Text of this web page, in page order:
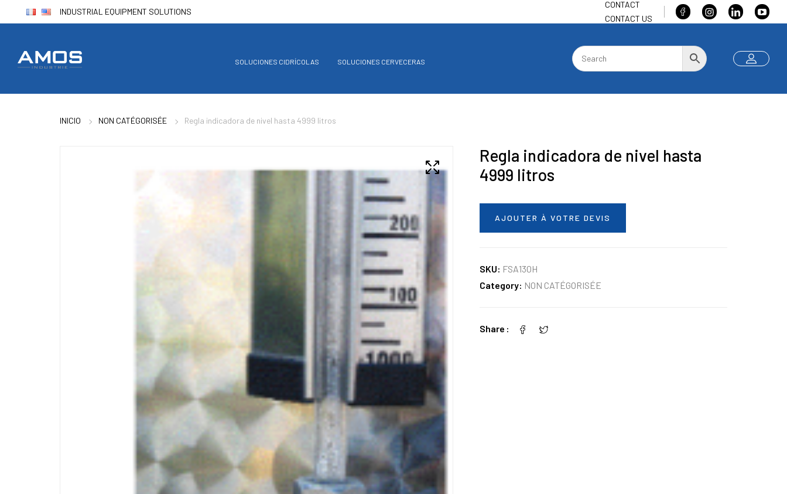
INDUSTRIAL EQUIPMENT SOLUTIONS
CONTACT
CONTACT US
SOLUCIONES CIDRÍCOLAS SOLUCIONES CERVECERAS
INICIO NON CATÉGORISÉE Regla indicadora de nivel hasta 4999 litros
Regla indicadora de nivel hasta
4999 litros
AJOUTER À VOTRE DEVIS
SKU: FSA130H
Category: NON CATÉGORISÉE
Share